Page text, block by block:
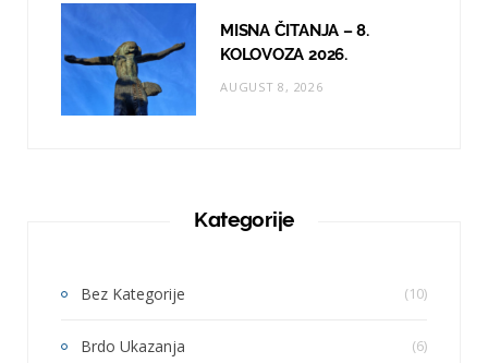
MISNA ČITANJA – 8.
KOLOVOZA 2026.
AUGUST 8, 2026
Kategorije
Bez Kategorije (10)
Brdo Ukazanja (6)